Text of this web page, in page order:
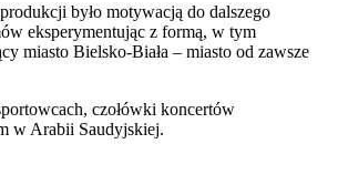
było motywacją do dalszego
eksperymentując z formą, w tym
miasto Bielsko-Biała – miasto od zawsze
czołówki koncertów
w Arabii Saudyjskiej.